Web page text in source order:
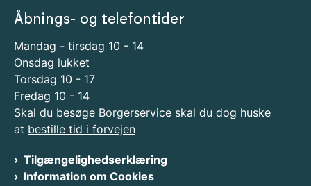
Åbnings- og telefontider
Mandag - tirsdag 10 - 14
Onsdag lukket
Torsdag 10 - 17
Fredag 10 - 14
Skal du besøge Borgerservice skal du dog huske
at bestille tid i forvejen
Tilgængelighedserklæring
Information om Cookies